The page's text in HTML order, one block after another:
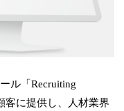
ル「Recruiting
客に提供し、人材業界